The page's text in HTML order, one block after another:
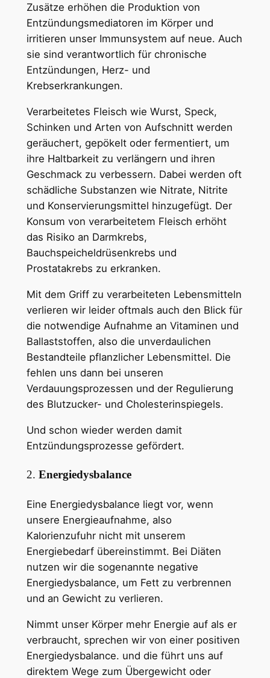
Zusätze erhöhen die Produktion von
Entzündungsmediatoren im Körper und
irritieren unser Immunsystem auf neue. Auch
sie sind verantwortlich für chronische
Entzündungen, Herz- und
Krebserkrankungen.
Verarbeitetes Fleisch wie Wurst, Speck,
Schinken und Arten von Aufschnitt werden
geräuchert, gepökelt oder fermentiert, um
ihre Haltbarkeit zu verlängern und ihren
Geschmack zu verbessern. Dabei werden oft
schädliche Substanzen wie Nitrate, Nitrite
und Konservierungsmittel hinzugefügt. Der
Konsum von verarbeitetem Fleisch erhöht
das Risiko an Darmkrebs,
Bauchspeicheldrüsenkrebs und
Prostatakrebs zu erkranken.
Mit dem Griff zu verarbeiteten Lebensmitteln
verlieren wir leider oftmals auch den Blick für
die notwendige Aufnahme an Vitaminen und
Ballaststoffen, also die unverdaulichen
Bestandteile pflanzlicher Lebensmittel. Die
fehlen uns dann bei unseren
Verdauungsprozessen und der Regulierung
des Blutzucker- und Cholesterinspiegels.
Und schon wieder werden damit
Entzündungsprozesse gefördert.
2. Energiedysbalance
Eine Energiedysbalance liegt vor, wenn
unsere Energieaufnahme, also
Kalorienzufuhr nicht mit unserem
Energiebedarf übereinstimmt. Bei Diäten
nutzen wir die sogenannte negative
Energiedysbalance, um Fett zu verbrennen
und an Gewicht zu verlieren.
Nimmt unser Körper mehr Energie auf als er
verbraucht, sprechen wir von einer positiven
Energiedysbalance. und die führt uns auf
direktem Wege zum Übergewicht oder